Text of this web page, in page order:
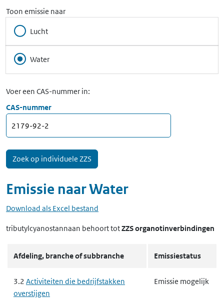
Toon emissie naar
Lucht
Water
Voer een CAS-nummer in:
CAS-nummer
Emissie naarWater
Download als Excel bestand
tributylcyanostannaan behoort totZZS organotinverbindingen
Afdeling, branche of subbranche Emissiestatus
3.2 Activiteiten die bedrijfstakken
overstijgen
Emissie mogelijk